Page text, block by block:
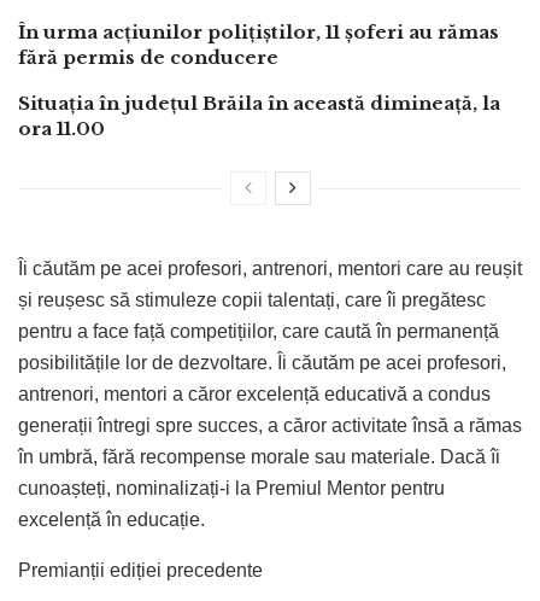
În urma acțiunilor polițiștilor, 11 șoferi au rămas
fără permis de conducere
Situația în județul Brăila în această dimineață, la
ora 11.00
Îi căutăm pe acei profesori, antrenori, mentori care au reușit
și reușesc să stimuleze copii talentați, care îi pregătesc
pentru a face față competițiilor, care caută în permanență
posibilitățile lor de dezvoltare. Îi căutăm pe acei profesori,
antrenori, mentori a căror excelență educativă a condus
generații întregi spre succes, a căror activitate însă a rămas
în umbră, fără recompense morale sau materiale. Dacă îi
cunoașteți, nominalizați-i la Premiul Mentor pentru
excelență în educație.
Premianții ediției precedente